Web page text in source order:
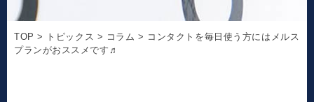
TOP > トピックス > コラム > コンタクトを毎日使う方にはメルス
プランがおススメです♬